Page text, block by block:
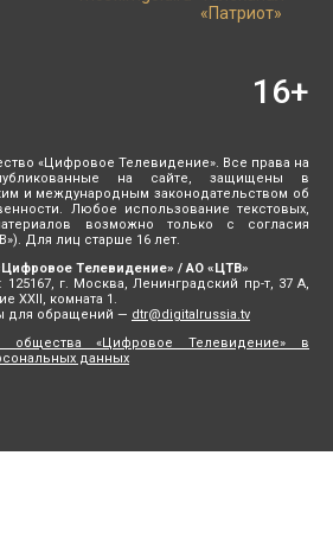
«Цифровое Телевидение». Все права на
на сайте, защищены в
и международным законодательством об
Любое использование текстовых,
возможно только с согласия
Для лиц старше 16 лет.
Телевидение» / АО «ЦТВ»
г. Москва, Ленинградский пр-т, 37 А,
XXII, комната 1.
для обращений — dtr@digitalrussia.tv
общества «Цифровое Телевидение» в
данных
16+